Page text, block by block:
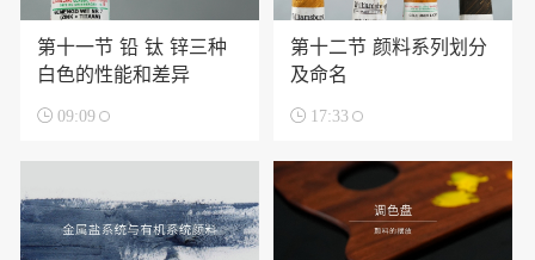
第十一节 铅 钛 锌三种
白色的性能和差异
 09:09
第十二节 颜料系列划分
及命名
 17:33